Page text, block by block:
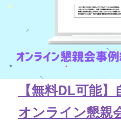
【無料DL可能
オンライン懇親